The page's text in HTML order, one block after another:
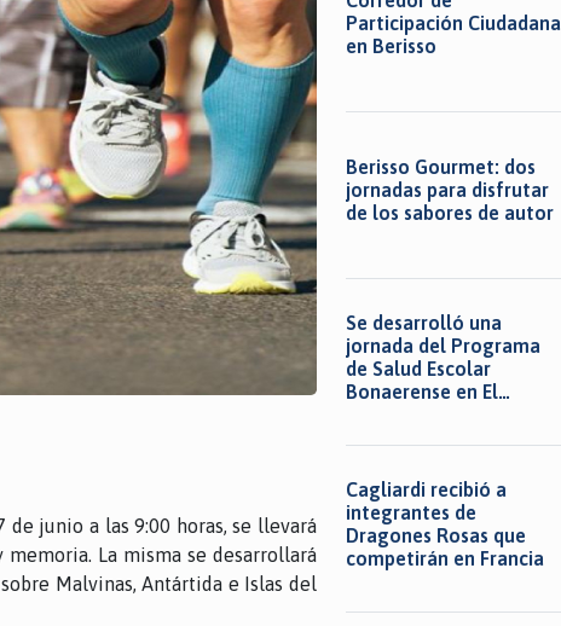
junio a las 9:00 horas, se llevará
memoria. La misma se desarrollará
Malvinas, Antártida e Islas del
Participación Ciudadana
en Berisso
Berisso Gourmet: dos
jornadas para disfrutar
de los sabores de autor
Se desarrolló una
jornada del Programa
de Salud Escolar
Bonaerense en El
Cagliardi recibió a
integrantes de
Dragones Rosas que
competirán en Francia